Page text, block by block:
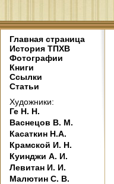
Главная страница
История ТПХВ
Фотографии
Книги
Ссылки
Статьи
Художники:
Ге Н. Н.
Васнецов В. М.
Касаткин Н.А.
Крамской И. Н.
Куинджи А. И.
Левитан И. И.
Малютин С. В.